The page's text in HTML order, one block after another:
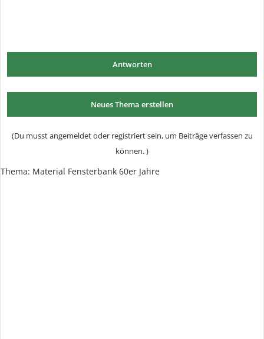
Antworten
Neues Thema erstellen
(Du musst angemeldet oder registriert sein, um Beiträge verfassen zu
können. )
Thema: Material Fensterbank 60er Jahre